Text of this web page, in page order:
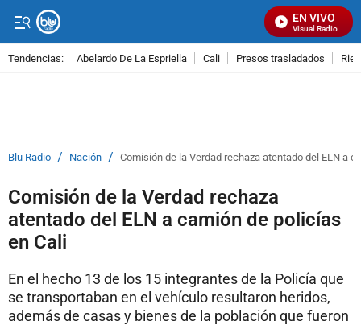
EN VIVO
Señal Visual Radio
Tendencias: Abelardo De La Espriella Cali Presos trasladados
Blu Radio / Nación / Comisión de la Verdad rechaza atentado del ELN a
Comisión de la Verdad rechaza
atentado del ELN a camión de policías
en Cali
En el hecho 13 de los 15 integrantes de la Policía que
se transportaban en el vehículo resultaron heridos,
además de casas y bienes de la población que fueron